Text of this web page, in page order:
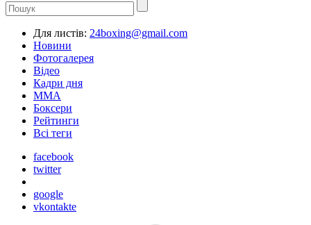
Для листів: 24boxing@gmail.com
Новини
Фотогалерея
Відео
Кадри дня
ММА
Боксери
Рейтинги
Всі теги
facebook
twitter
google
vkontakte